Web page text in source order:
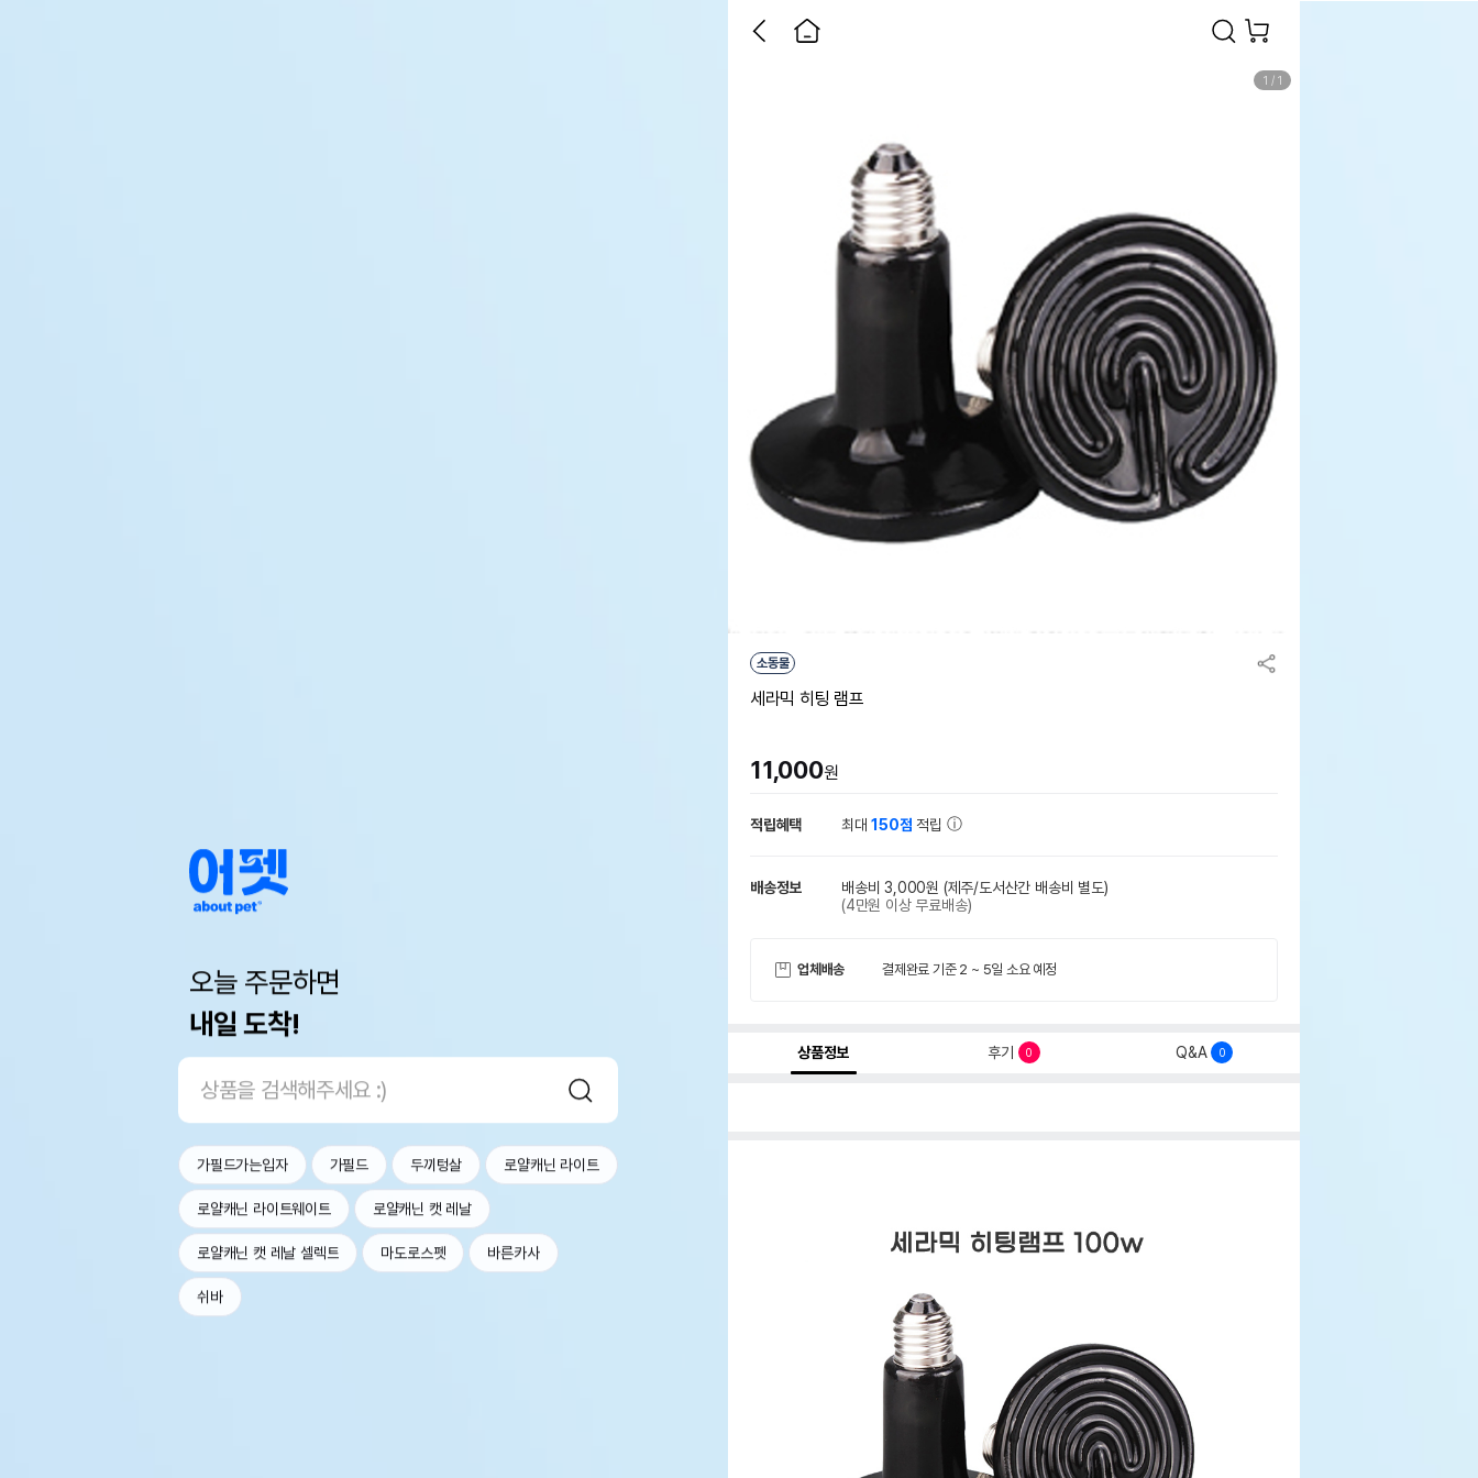
오늘 주문하면
내일 도착!
가필드가는입자 가필드 두끼텅살 로얄캐닌 라이트
로얄캐닌 라이트웨이트 로얄캐닌 캣 레날
로얄캐닌 캣 레날 셀렉트 마도로스펫 바른카사
쉬바
1 / 1
소동물
세라믹 히팅 램프
11,000원
적립혜택 최대150점 적립
배송정보 배송비 3,000원 (제주/도서산간 배송비 별도)
(4만원 이상 무료배송)
업체배송 결제완료 기준 2 ~ 5일 소요 예정
상품정보 후기 0 Q&A 0